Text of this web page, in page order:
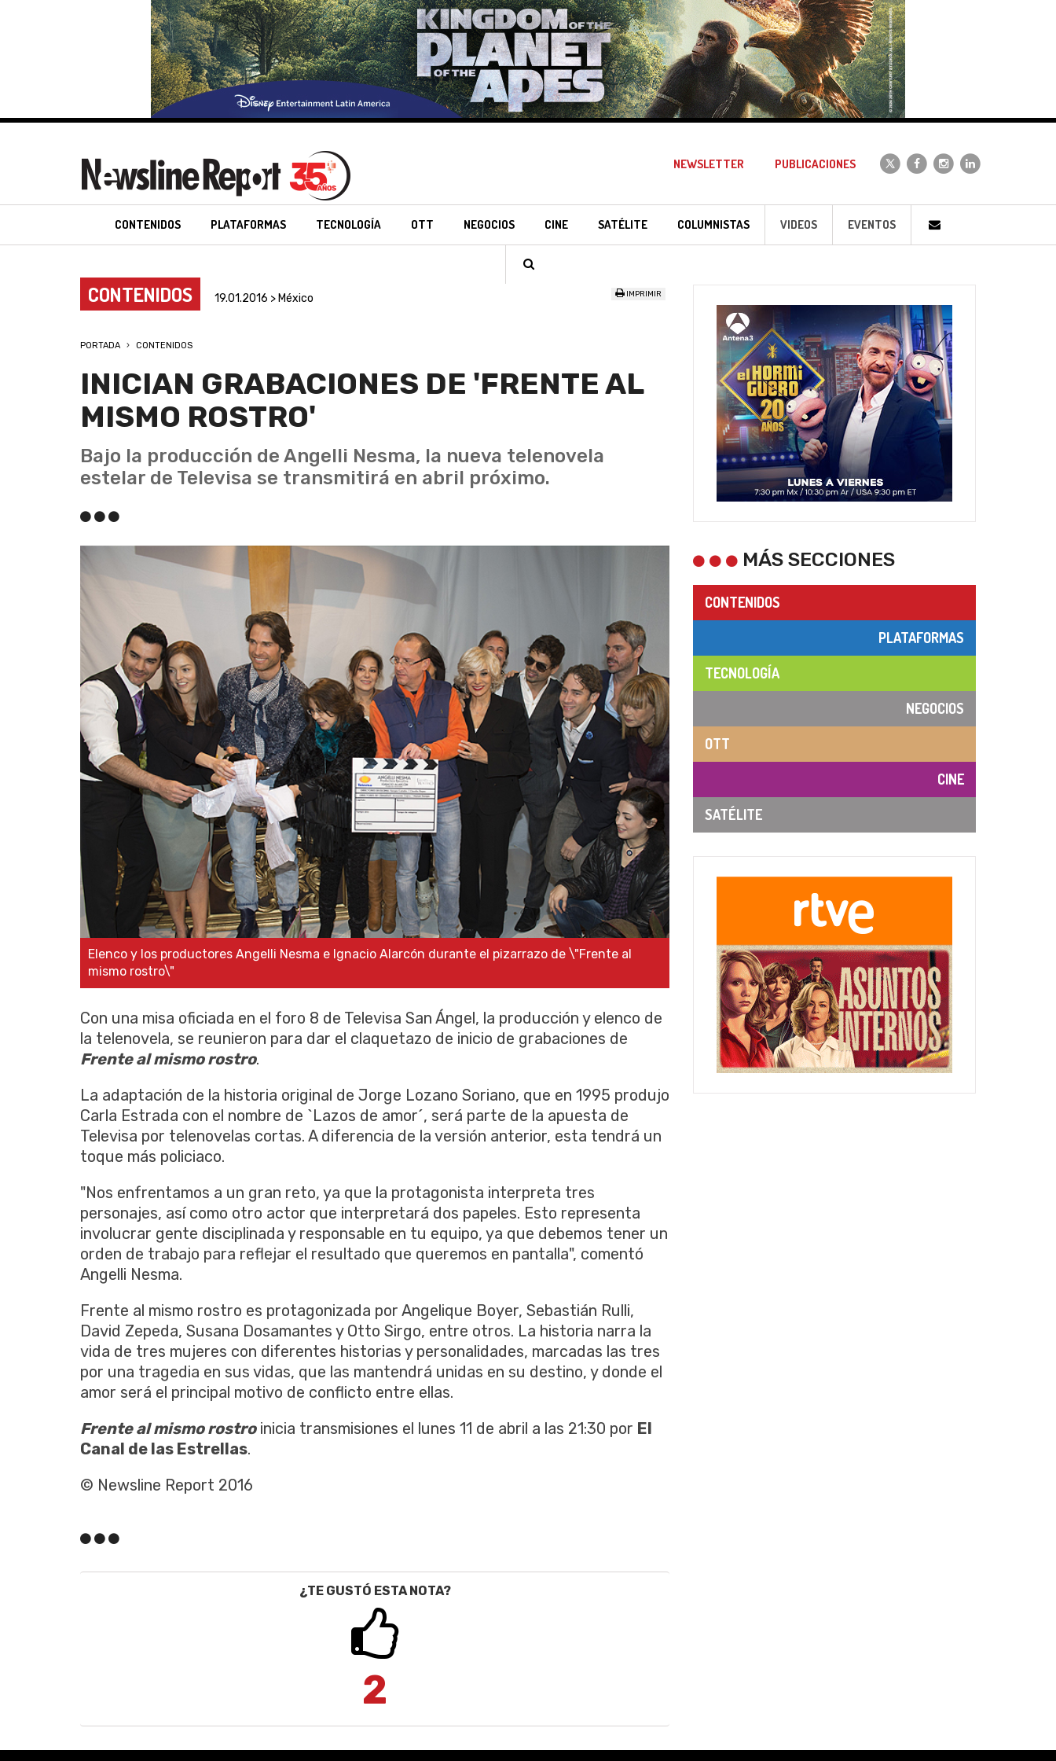
NEWSLETTER PUBLICACIONES
CONTENIDOS PLATAFORMAS TECNOLOGÍA OTT NEGOCIOS CINE SATÉLITE COLUMNISTAS VIDEOS EVENTOS
CONTENIDOS 19.01.2016 > México IMPRIMIR
PORTADA CONTENIDOS
INICIAN GRABACIONES DE 'FRENTE AL
MISMO ROSTRO'
Bajo la producción de Angelli Nesma, la nueva telenovela
estelar de Televisa se transmitirá en abril próximo.
Elenco y los productores Angelli Nesma e Ignacio Alarcón durante el pizarrazo de \"Frente al
mismo rostro\"
Con una misa oficiada en el foro 8 de Televisa San Ángel, la producción y elenco de
la telenovela, se reunieron para dar el claquetazo de inicio de grabaciones de
Frente al mismo rostro.
La adaptación de la historia original de Jorge Lozano Soriano, que en 1995 produjo
Carla Estrada con el nombre de `Lazos de amor´, será parte de la apuesta de
Televisa por telenovelas cortas. A diferencia de la versión anterior, esta tendrá un
toque más policiaco.
"Nos enfrentamos a un gran reto, ya que la protagonista interpreta tres
personajes, así como otro actor que interpretará dos papeles. Esto representa
involucrar gente disciplinada y responsable en tu equipo, ya que debemos tener un
orden de trabajo para reflejar el resultado que queremos en pantalla", comentó
Angelli Nesma.
Frente al mismo rostro es protagonizada por Angelique Boyer, Sebastián Rulli,
David Zepeda, Susana Dosamantes y Otto Sirgo, entre otros. La historia narra la
vida de tres mujeres con diferentes historias y personalidades, marcadas las tres
por una tragedia en sus vidas, que las mantendrá unidas en su destino, y donde el
amor será el principal motivo de conflicto entre ellas.
Frente al mismo rostroinicia transmisiones el lunes 11 de abril a las 21:30 por El
Canal de las Estrellas.
© Newsline Report 2016
¿TE GUSTÓ ESTA NOTA?
2
MÁS SECCIONES
CONTENIDOS
PLATAFORMAS
TECNOLOGÍA
NEGOCIOS
OTT
CINE
SATÉLITE